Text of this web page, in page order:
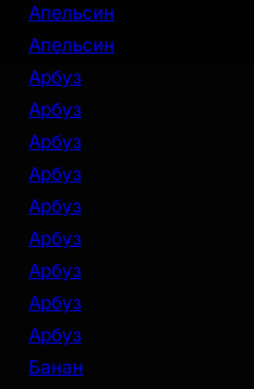
Апельсин
Апельсин
Арбуз
Арбуз
Арбуз
Арбуз
Арбуз
Арбуз
Арбуз
Арбуз
Арбуз
Банан